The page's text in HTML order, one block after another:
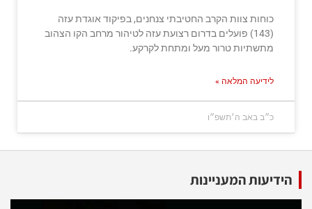
כוחות צוות הקרב החטיבתי צנחנים, בפיקוד אוגדת עזה
(143) פועלים בדרום רצועת עזה לטיהור מרחב הקו הצהוב
מתשתיות טרור מעל ומתחת לקרקע.
לידיעה המלאה »
כ״ב באב ה׳תשפ״ו
הידיעות המעניינות